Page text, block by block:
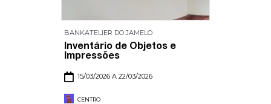
BANKATELIER DO JAMELO
Inventário de Objetos e
Impressões
15/03/2026 A 22/03/2026
CENTRO